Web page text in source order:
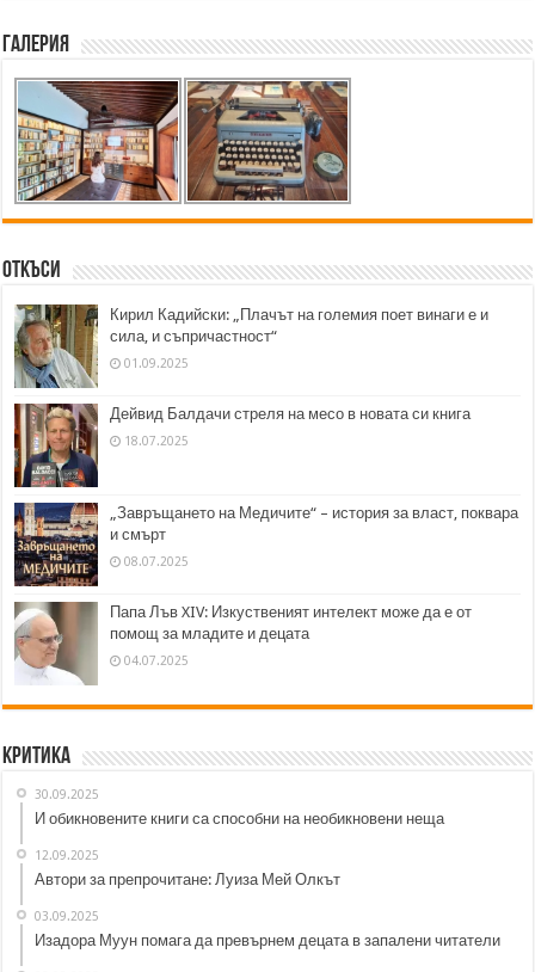
Галерия
Откъси
Кирил Кадийски: „Плачът на големия поет винаги е и
сила, и съпричастност“
01.09.2025
Дейвид Балдачи стреля на месо в новата си книга
18.07.2025
„Завръщането на Медичите“ – история за власт, поквара
и смърт
08.07.2025
Папа Лъв XIV: Изкуственият интелект може да е от
помощ за младите и децата
04.07.2025
Критика
30.09.2025
И обикновените книги са способни на необикновени неща
12.09.2025
Автори за препрочитане: Луиза Мей Олкът
03.09.2025
Изадора Муун помага да превърнем децата в запалени читатели